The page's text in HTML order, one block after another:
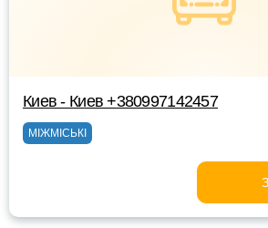
Киев - Киев +380997142457
МІЖМІСЬКІ